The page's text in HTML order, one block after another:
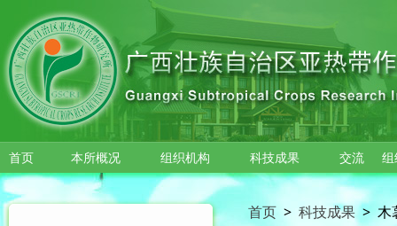
跳转到主要内容
首页 本所概况 组织机构 科技成果 交流
首页 > 科技成果 > 木